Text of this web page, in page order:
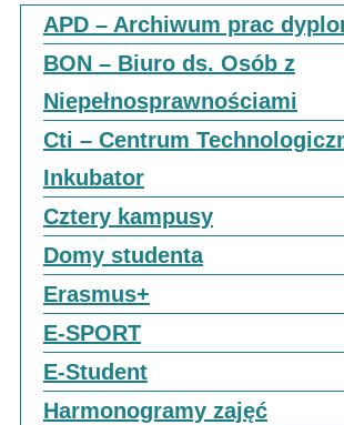
APD – Archiwum prac
BON – Biuro ds. Osób z
Niepełnosprawnościami
Cti – Centrum
Inkubator
Cztery kampusy
Domy studenta
Erasmus+
E-SPORT
E-Student
Harmonogramy zajęć